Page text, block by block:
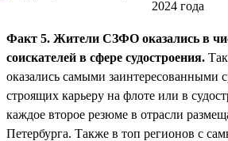
Факт 5. Жители СЗФО оказались в
соискателей в сфере судостроения.
оказались самыми заинтересованными
строящих карьеру на флоте или в
каждое второе резюме в отрасли
Петербурга. Также в топ регионов с